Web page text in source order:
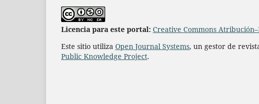
Licencia para este portal: Creative Commons
Este sitio utiliza Open Journal Systems, un gestor de
Public Knowledge Project.